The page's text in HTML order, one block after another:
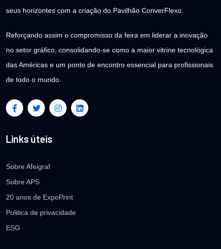
seus horizontes com a criação do Pavilhão ConverFlexo.
Reforçando assim o compromisso da feira em liderar a inovação
no setor gráfico, consolidando-se como a maior vitrine tecnológica
das Américas e um ponto de encontro essencial para profissionais
de todo o mundo.
Links úteis
Sobre Afeigraf
Sobre APS
20 anos de ExpoPrint
Politica de privacidade
ESG